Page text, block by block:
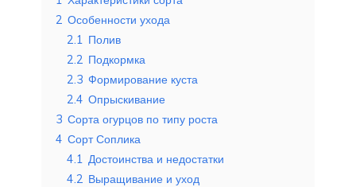
2 Особенности ухода
2.1 Полив
2.2 Подкормка
2.3 Формирование куста
2.4 Опрыскивание
3 Сорта огурцов по типу роста
4 Сорт Соплика
4.1 Достоинства и недостатки
4.2 Выращивание и уход